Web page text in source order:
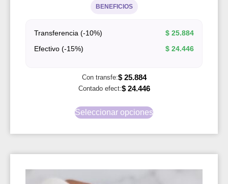
BENEFICIOS
Transferencia (-10%) $ 25.884
Efectivo (-15%)
$ 24.446
Con transfe:$25.884
Contado efect:$24.446
Seleccionar opciones